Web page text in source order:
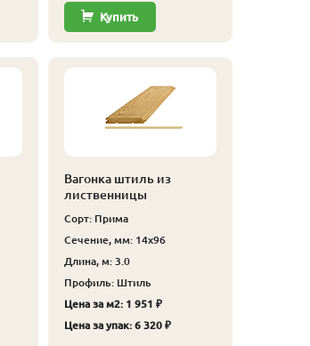
Купить
Вагонка штиль из
лиственницы
Сорт: Прима
Сечение, мм: 14x96
Длина, м: 3.0
Профиль: Штиль
Цена за м2: 1 951 ₽
Цена за упак: 6 320 ₽